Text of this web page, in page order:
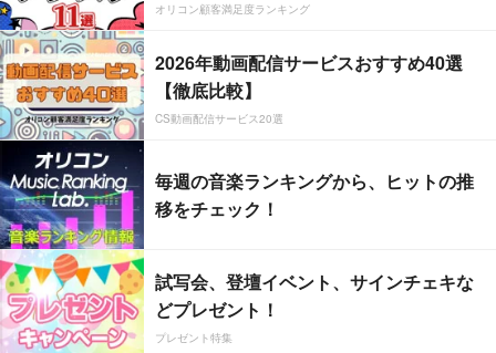
オリコン顧客満足度ランキング
2026年動画配信サービスおすすめ40選
【徹底比較】
CS動画配信サービス20選
毎週の音楽ランキングから、ヒットの推
移をチェック！
試写会、登壇イベント、サインチェキな
どプレゼント！
プレゼント特集